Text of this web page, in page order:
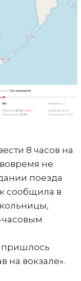
8 часов на
не
поезда
сообщила в
часовым
пришлось
на вокзале».